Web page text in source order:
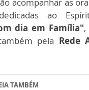
ao
dia em Família",
pela Rede
TAMBÉM